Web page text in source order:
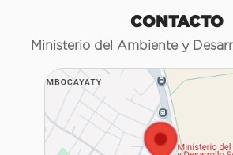
CONTACTO
Ministerio del Ambiente y